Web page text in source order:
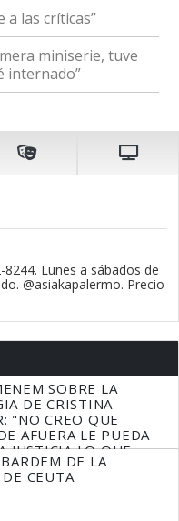
a las críticas”
miniserie, tuve
internado”
Lunes a sábados de
@asiakapalermo. Precio
SOBRE LA
DE CRISTINA
"NO CREO QUE
AFUERA LE PUEDA
JUSTICIA LO QUE
HACER" DE LA
CEUTA